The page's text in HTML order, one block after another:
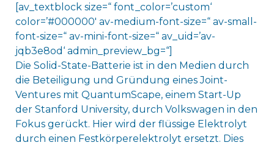
[av_textblock size=“ font_color=’custom‘
color=’#000000′ av-medium-font-size=“ av-small-
font-size=“ av-mini-font-size=“ av_uid=’av-
jqb3e8od‘ admin_preview_bg=“]
Die Solid-State-Batterie ist in den Medien durch
die Beteiligung und Gründung eines Joint-
Ventures mit QuantumScape, einem Start-Up
der Stanford University, durch Volkswagen in den
Fokus gerückt. Hier wird der flüssige Elektrolyt
durch einen Festkörperelektrolyt ersetzt. Dies